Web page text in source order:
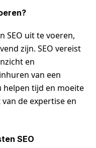
SEO uit te voeren,
zijn. SEO vereist
en
van een
helpen tijd en moeite
de expertise en
SEO